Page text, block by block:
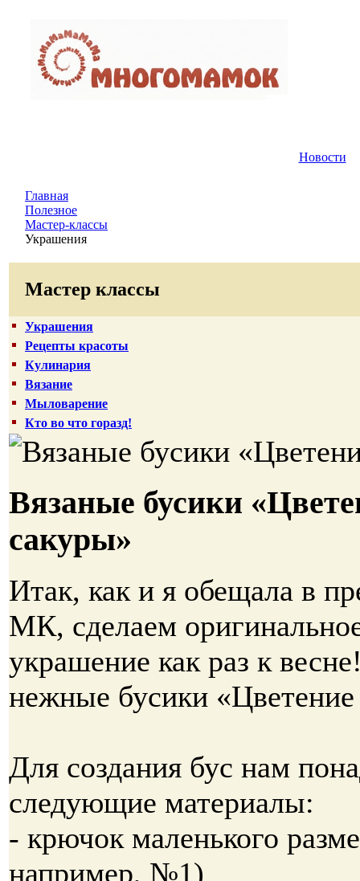
Новости
Главная
Полезное
Мастер-классы
Украшения
Мастер классы
Украшения
Рецепты красоты
Кулинария
Вязание
Мыловарение
Кто во что горазд!
Вязаные бусики
сакуры»
Итак, как и я обещала в
МК, сделаем
украшение как раз к
нежные бусики
Для создания бус нам
следующие материалы:
- крючок маленького
например, №1)